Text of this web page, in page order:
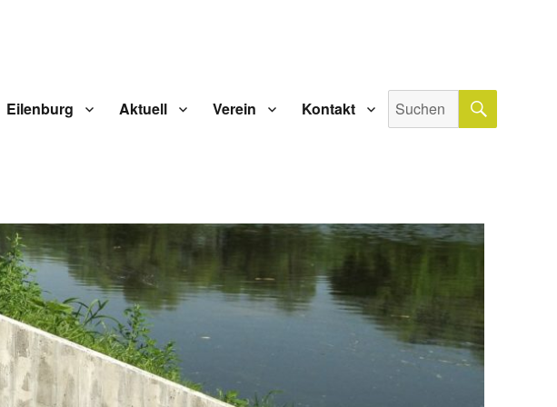
Eilenburg Aktuell Verein Kontakt
Suche
nach: